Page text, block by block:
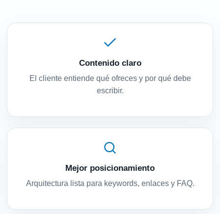
Contenido claro
El cliente entiende qué ofreces y por qué debe
escribir.
Mejor posicionamiento
Arquitectura lista para keywords, enlaces y FAQ.